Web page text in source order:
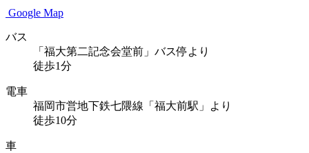
Google Map
バス
「福大第二記念会堂前」バス停より
徒歩1分
電車
福岡市営地下鉄七隈線「福大前駅」より
徒歩10分
車